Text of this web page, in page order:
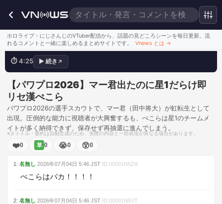
ホロライブ・にじさんじのVTuber配信から、話題の見どころシーンを毎日更新。流
れるコメントと一緒に楽しめるまとめサイトです。
Vnews とは →
マー君きたー！！！！
マーはまた来るから大丈夫
⏱4:25 ▶ 続き ↗
【パワプロ2026】マー君出たのに星1だらけ即
リセ漢ぺこら
パワプロ2026の選手スカウトで、マー君（田中将大）が虹転生として
出現。圧倒的な能力に視聴者が大興奮するも、ぺこらは星1のチームメ
イトが多く納得できず、保存せず再抽選に進んでしまう。
※タイトル・要約は自動生成のため、実際の内容と一部表現が異なる場合があります。
❤️0 草 0 😭0 😲0
1 : 名無し 2026年07月04日 5:46 JST ID:00001N5ZA
ぺこらはバカ！！！！
2: 名無し 2026年07月04日 5:46 JST ID:00001N6VT